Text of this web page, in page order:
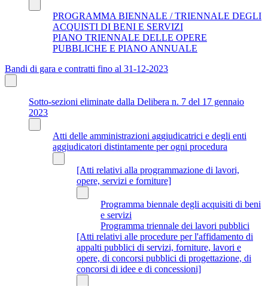
PROGRAMMA BIENNALE / TRIENNALE DEGLI
ACQUISTI DI BENI E SERVIZI
PIANO TRIENNALE DELLE OPERE
PUBBLICHE E PIANO ANNUALE
Bandi di gara e contratti fino al 31-12-2023
Sotto-sezioni eliminate dalla Delibera n. 7 del 17 gennaio
2023
Atti delle amministrazioni aggiudicatrici e degli enti
aggiudicatori distintamente per ogni procedura
[Atti relativi alla programmazione di lavori,
opere, servizi e forniture]
Programma biennale degli acquisiti di beni
e servizi
Programma triennale dei lavori pubblici
[Atti relativi alle procedure per l'affidamento di
appalti pubblici di servizi, forniture, lavori e
opere, di concorsi pubblici di progettazione, di
concorsi di idee e di concessioni]